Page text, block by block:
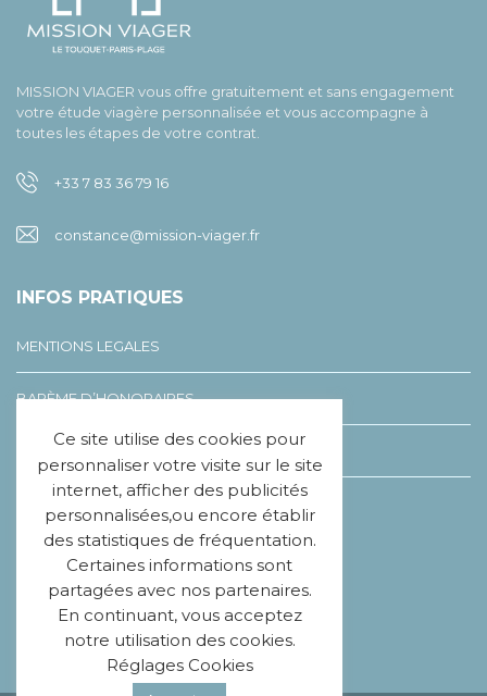
MISSION VIAGER vous offre gratuitement et sans engagement
votre étude viagère personnalisée et vous accompagne à
toutes les étapes de votre contrat.
+33 7 83 36 79 16
constance@mission-viager.fr
INFOS PRATIQUES
MENTIONS LEGALES
BARÈME D’HONORAIRES
LEXIQUE DU VIAGER
CHARTE ÉTHIQUE
SUIVEZ-NOUS
Ce site utilise des cookies pour
personnaliser votre visite sur le site
internet, afficher des publicités
personnalisées,ou encore établir
des statistiques de fréquentation.
Certaines informations sont
partagées avec nos partenaires.
En continuant, vous acceptez
notre utilisation des cookies.
Réglages Cookies